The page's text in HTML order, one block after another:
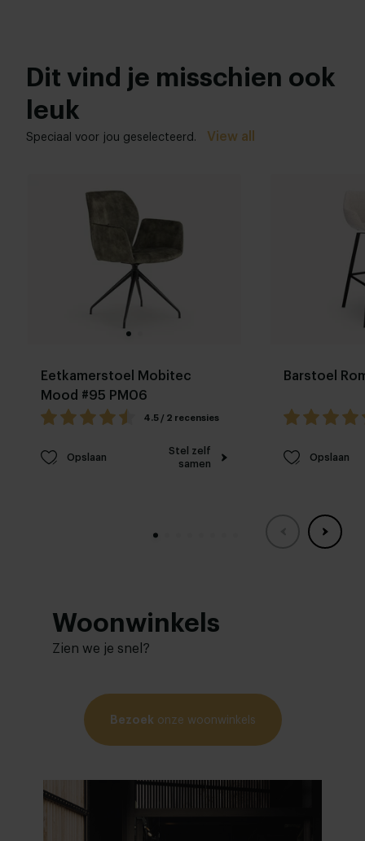
Dit vind je misschien ook
leuk
Speciaal voor jou geselecteerd. View all
Eetkamerstoel Mobitec
Mood #95 PM06
4.5 / 2 recensies
Opslaan
Stel zelf
samen
Barstoel
Opslaan
Woonwinkels
Zien we je snel?
Bezoek onze woonwinkels